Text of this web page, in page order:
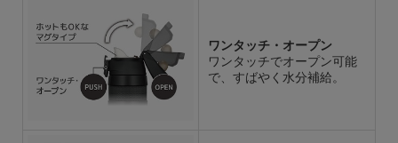
ワンタッチ・オープン
ワンタッチでオープン可能
で、すばやく水分補給。